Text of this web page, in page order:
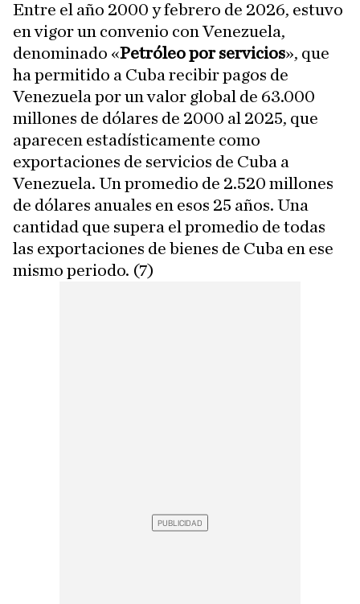
Entre el año 2000 y febrero de 2026, estuvo
en vigor un convenio con Venezuela,
denominado «Petróleo por servicios», que
ha permitido a Cuba recibir pagos de
Venezuela por un valor global de 63.000
millones de dólares de 2000 al 2025, que
aparecen estadísticamente como
exportaciones de servicios de Cuba a
Venezuela. Un promedio de 2.520 millones
de dólares anuales en esos 25 años. Una
cantidad que supera el promedio de todas
las exportaciones de bienes de Cuba en ese
mismo periodo. (7)